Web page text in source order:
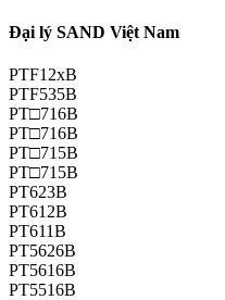
Đại lý SAND Việt Nam
PTF12xB
PTF535B
PT□716B
PT□716B
PT□715B
PT□715B
PT623B
PT612B
PT611B
PT5626B
PT5616B
PT5516B